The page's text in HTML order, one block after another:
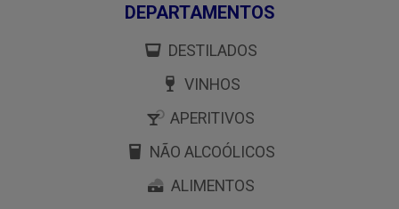
DEPARTAMENTOS
DESTILADOS
VINHOS
APERITIVOS
NÃO ALCOÓLICOS
ALIMENTOS